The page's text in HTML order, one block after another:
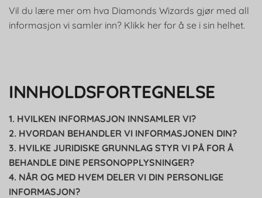
Vil du lære mer om hva Diamonds Wizards gjør med all
informasjon vi samler inn? Klikk her for å se i sin helhet.
INNHOLDSFORTEGNELSE
1. HVILKEN INFORMASJON INNSAMLER VI?
2. HVORDAN BEHANDLER VI INFORMASJONEN DIN?
3. HVILKE JURIDISKE GRUNNLAG STYR VI PÅ FOR Å
BEHANDLE DINE PERSONOPPLYSNINGER?
4. NÅR OG MED HVEM DELER VI DIN PERSONLIGE
INFORMASJON?